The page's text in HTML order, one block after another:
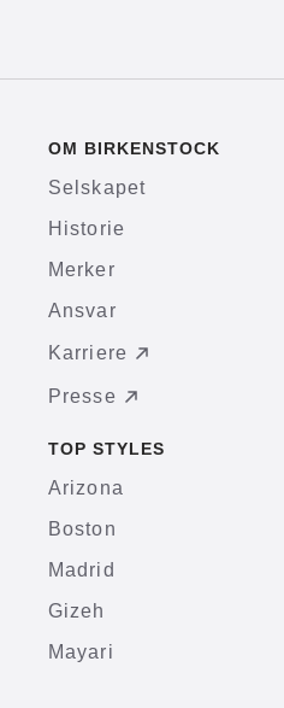
OM BIRKENSTOCK
Selskapet
Historie
Merker
Ansvar
Karriere
Presse
TOP STYLES
Arizona
Boston
Madrid
Gizeh
Mayari